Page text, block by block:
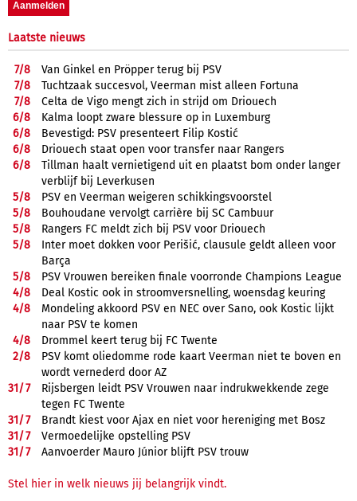
Laatste nieuws
7/8
Van Ginkel en Pröpper terug bij PSV
7/8
Tuchtzaak succesvol, Veerman mist alleen Fortuna
7/8
Celta de Vigo mengt zich in strijd om Driouech
6/8
Kalma loopt zware blessure op in Luxemburg
6/8
Bevestigd: PSV presenteert Filip Kostić
6/8
Driouech staat open voor transfer naar Rangers
6/8
Tillman haalt vernietigend uit en plaatst bom onder langer
verblijf bij Leverkusen
5/8
PSV en Veerman weigeren schikkingsvoorstel
5/8
Bouhoudane vervolgt carrière bij SC Cambuur
5/8
Rangers FC meldt zich bij PSV voor Driouech
5/8
Inter moet dokken voor Perišić, clausule geldt alleen voor
Barça
5/8
PSV Vrouwen bereiken finale voorronde Champions League
4/8
Deal Kostic ook in stroomversnelling, woensdag keuring
4/8
Mondeling akkoord PSV en NEC over Sano, ook Kostic lijkt
naar PSV te komen
4/8
Drommel keert terug bij FC Twente
2/8
PSV komt oliedomme rode kaart Veerman niet te boven en
wordt vernederd door AZ
31/7
Rijsbergen leidt PSV Vrouwen naar indrukwekkende zege
tegen FC Twente
31/7
Brandt kiest voor Ajax en niet voor hereniging met Bosz
31/7
Vermoedelijke opstelling PSV
31/7 Aanvoerder Mauro Júnior blijft PSV trouw
Stel hier in welk nieuws jij belangrijk vindt.